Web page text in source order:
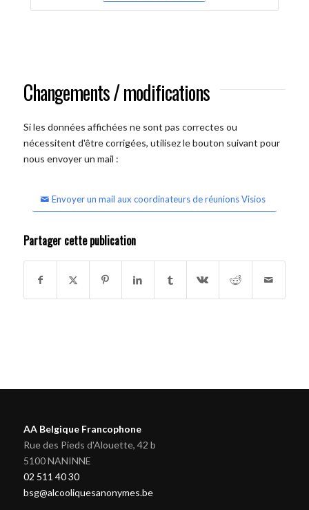
Changements / modifications
Si les données affichées ne sont pas correctes ou
nécessitent d'être corrigées, utilisez le bouton suivant pour
nous envoyer un mail :
Envoyer un mail aux coordinateurs de réunions Visios
Partager cette publication
AA Belgique Francophone
Rue des Pieds d'Alouette, 42 b
5100 NANINNE
02 511 40 30
bsg@alcooliquesanonymes.be